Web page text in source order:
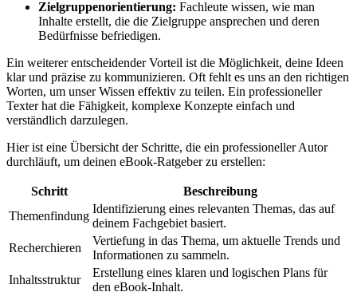
Zielgruppenorientierung: Fachleute wissen, wie man⁤
Inhalte ⁤erstellt, die die Zielgruppe ansprechen und‍ deren
Bedürfnisse befriedigen.
Ein weiterer entscheidender Vorteil ist die ⁣Möglichkeit, deine​ Ideen
klar ⁢und präzise zu kommunizieren. Oft fehlt⁢ es uns an den richtigen
Worten, um ⁢unser ⁢Wissen effektiv‌ zu teilen. Ein professioneller
Texter hat die Fähigkeit, komplexe⁣ Konzepte einfach und
verständlich⁤ darzulegen.
Hier ist⁣ eine Übersicht der Schritte, die ein professioneller ​Autor⁣
durchläuft,‍ um deinen eBook-Ratgeber zu erstellen:
Schritt
Beschreibung
Themenfindung
Identifizierung eines relevanten Themas, das auf
deinem Fachgebiet ⁣basiert.
Recherchieren
Vertiefung in das Thema, um⁣ aktuelle Trends und
Informationen zu sammeln.
Inhaltsstruktur
Erstellung eines klaren und logischen Plans für
den‍ eBook-Inhalt.